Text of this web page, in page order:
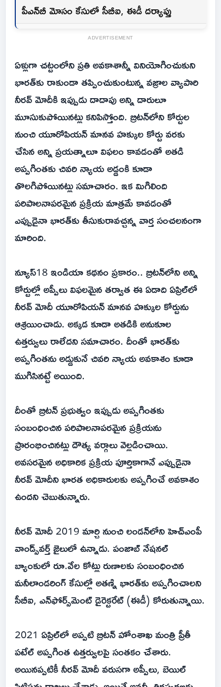
పీఎన్‌బీ మోసం కేసులో సీబీఐ, ఈడీ దర్యాప్తు
ADVERTISEMENT
ఏళ్లుగా చట్టంలోని ప్రతి అవకాశాన్నీ వినియోగించుకుని
భారత్‌కు రాకుండా తప్పించుకుంటున్న వజ్రాల వ్యాపారి
నీరవ్‌ మోదీకి ఇప్పుడు దాదాపు అన్ని దారులూ
మూసుకుపోయినట్లు కనిపిస్తోంది. బ్రిటన్‌లోని కోర్టుల
నుంచి యూరోపియన్‌ మానవ హక్కుల కోర్టు వరకు
చేసిన అన్ని ప్రయత్నాలూ విఫలం కావడంతో అతడి
అప్పగింతకు చివరి న్యాయ అడ్డంకి కూడా
తొలగిపోయినట్లు సమాచారం. ఇక మిగిలింది
పరిపాలనాపరమైన ప్రక్రియ మాత్రమే కావడంతో
ఎప్పుడైనా భారత్‌కు తీసుకురావచ్చన్న వార్త సంచలనంగా
మారింది.
న్యూస్‌18 ఇండియా కథనం ప్రకారం.. బ్రిటన్‌లోని అన్ని
కోర్టుల్లో అప్పీలు విఫలమైన తర్వాత ఈ ఏడాది ఏప్రిల్‌లో
నీరవ్‌ మోదీ యూరోపియన్‌ మానవ హక్కుల కోర్టును
ఆశ్రయించాడు. అక్కడ కూడా అతడికి అనుకూల
ఉత్తర్వులు రాలేదని సమాచారం. దీంతో భారత్‌కు
అప్పగింతను అడ్డుకునే చివరి న్యాయ అవకాశం కూడా
ముగిసినట్టే అయింది.
దీంతో బ్రిటన్‌ ప్రభుత్వం ఇప్పుడు అప్పగింతకు
సంబంధించిన పరిపాలనాపరమైన ప్రక్రియను
ప్రారంభించినట్లు దౌత్య వర్గాలు వెల్లడించాయి.
అవసరమైన అధికారిక ప్రక్రియ పూర్తికాగానే ఎప్పుడైనా
నీరవ్‌ మోదీని భారత అధికారులకు అప్పగించే అవకాశం
ఉందని చెబుతున్నారు.
నీరవ్‌ మోదీ 2019 మార్చి నుంచి లండన్‌లోని హెచ్‌ఎంపీ
వాండ్స్‌వర్త్‌ జైలులో ఉన్నాడు. పంజాబ్‌ నేషనల్‌
బ్యాంకులో రూ.వేల కోట్లు రుణాలకు సంబంధించిన
మనీలాండరింగ్‌ కేసుల్లో అతణ్ని భారత్‌కు అప్పగించాలని
సీబీఐ, ఎన్‌ఫోర్స్‌మెంట్‌ డైరెక్టరేట్‌ (ఈడీ) కోరుతున్నాయి.
2021 ఏప్రిల్‌లో అప్పటి బ్రిటన్‌ హోంశాఖ మంత్రి ప్రీతీ
పటేల్‌ అప్పగింత ఉత్తర్వులపై సంతకం చేశారు.
అయినప్పటికీ నీరవ్‌ మోదీ వరుసగా అప్పీలు, బెయిల్‌